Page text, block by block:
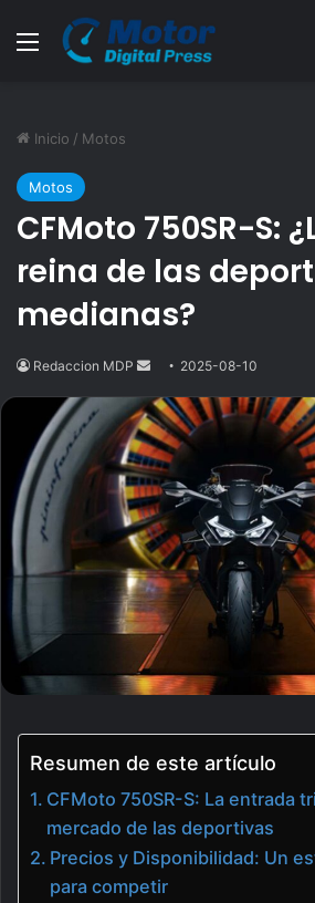
Menú
Inicio / Motos
Motos
CFMoto 750SR-S:
reina de las
medianas?
Redaccion MDP
Send
email
2025-08-10
Resumen de este artículo
CFMoto 750SR-S: La entrada
mercado de las deportivas
Precios y Disponibilidad: Un
para competir